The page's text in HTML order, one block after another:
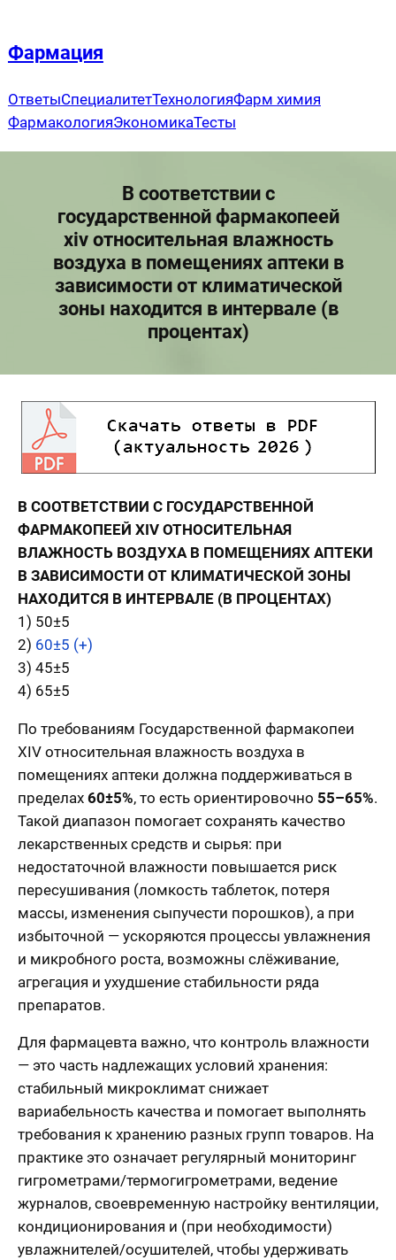
содержимому
Фармация
ОтветыСпециалитетТехнологияФарм химия
ФармакологияЭкономикаТесты
В соответствии с
государственной фармакопеей
xiv относительная влажность
воздуха в помещениях аптеки в
зависимости от климатической
зоны находится в интервале (в
процентах)
В СООТВЕТСТВИИ С ГОСУДАРСТВЕННОЙ
ФАРМАКОПЕЕЙ XIV ОТНОСИТЕЛЬНАЯ
ВЛАЖНОСТЬ ВОЗДУХА В ПОМЕЩЕНИЯХ АПТЕКИ
В ЗАВИСИМОСТИ ОТ КЛИМАТИЧЕСКОЙ ЗОНЫ
НАХОДИТСЯ В ИНТЕРВАЛЕ (В ПРОЦЕНТАХ)
1) 50±5
2) 60±5 (+)
3) 45±5
4) 65±5
По требованиям Государственной фармакопеи
XIV относительная влажность воздуха в
помещениях аптеки должна поддерживаться в
пределах 60±5%, то есть ориентировочно 55–65%.
Такой диапазон помогает сохранять качество
лекарственных средств и сырья: при
недостаточной влажности повышается риск
пересушивания (ломкость таблеток, потеря
массы, изменения сыпучести порошков), а при
избыточной — ускоряются процессы увлажнения
и микробного роста, возможны слёживание,
агрегация и ухудшение стабильности ряда
препаратов.
Для фармацевта важно, что контроль влажности
— это часть надлежащих условий хранения:
стабильный микроклимат снижает
вариабельность качества и помогает выполнять
требования к хранению разных групп товаров. На
практике это означает регулярный мониторинг
гигрометрами/термогигрометрами, ведение
журналов, своевременную настройку вентиляции,
кондиционирования и (при необходимости)
увлажнителей/осушителей, чтобы удерживать